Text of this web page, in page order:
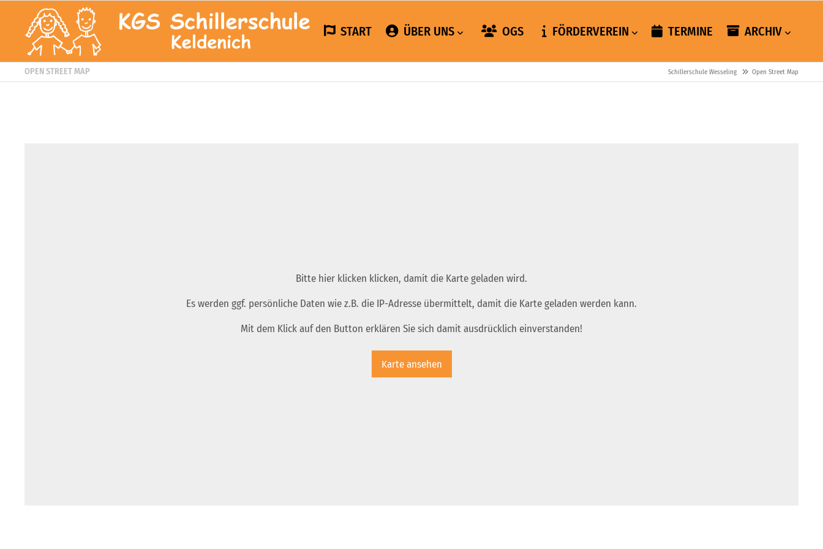
START ÜBER UNS OGS FÖRDERVEREIN TERMINE ARCHIV
OPEN STREET MAP Schillerschule Wesseling Open Street Map
Bitte hier klicken klicken, damit die Karte geladen wird.
Es werden ggf. persönliche Daten wie z.B. die IP-Adresse übermittelt, damit die Karte geladen werden kann.
Mit dem Klick auf den Button erklären Sie sich damit ausdrücklich einverstanden!
Karte ansehen